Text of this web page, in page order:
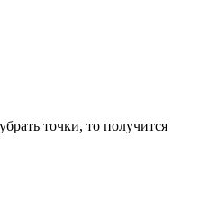
точки, то получится